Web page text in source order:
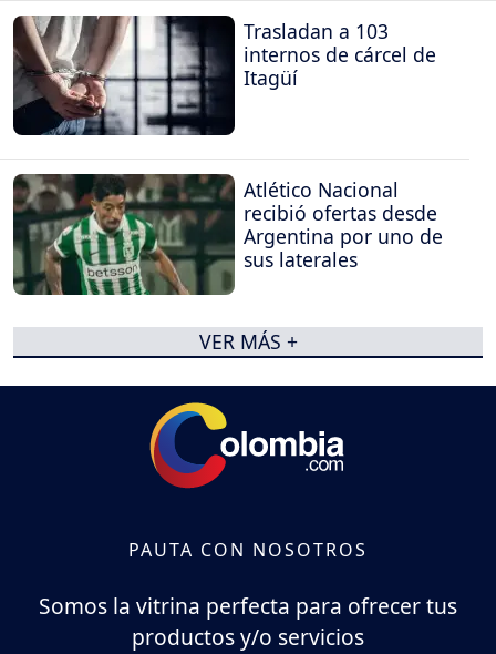
Trasladan a 103
internos de cárcel de
Itagüí
Atlético Nacional
recibió ofertas desde
Argentina por uno de
sus laterales
VER MÁS +
PAUTA CON NOSOTROS
Somos la vitrina perfecta para ofrecer tus
productos y/o servicios